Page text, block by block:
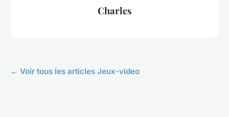
Charles
← Voir tous les articles Jeux-video